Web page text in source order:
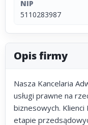
NIP
5110283987
Opis firmy
Nasza Kancelaria
usługi prawne na
biznesowych.
etapie